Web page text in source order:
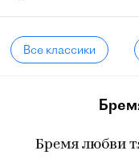
Все классики
Бремя любви